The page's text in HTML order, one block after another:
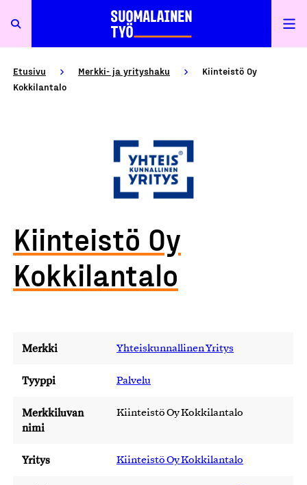
Etusivu Merkki- ja yrityshaku
Kiinteistö Oy
Kokkilantalo
Kiinteistö Oy
Kokkilantalo
Merkki Yhteiskunnallinen Yritys
Tyyppi Palvelu
Merkkiluvan
nimi
Kiinteistö Oy Kokkilantalo
Yritys Kiinteistö Oy Kokkilantalo